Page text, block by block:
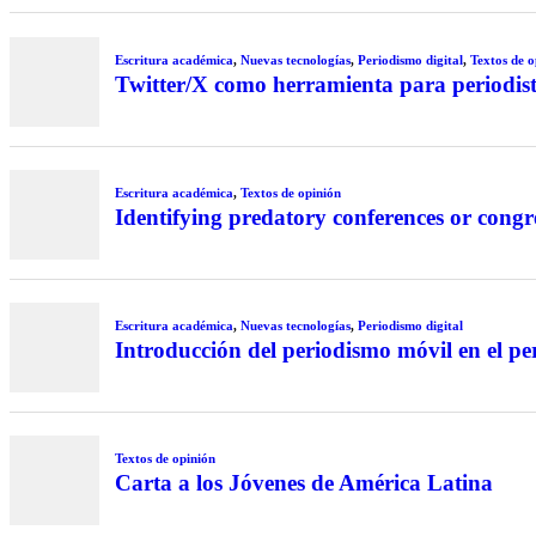
Escritura académica, Nuevas tecnologías, Periodismo digital, Textos de
Twitter/X como herramienta para
Escritura académica, Textos de opinión
Identifying predatory conferences or
Escritura académica, Nuevas tecnologías, Periodismo digital
Introducción del periodismo móvil en el
Textos de opinión
Carta a los Jóvenes de América Latina